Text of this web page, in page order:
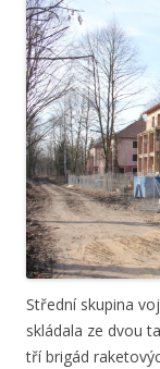
Střední skupina
skládala ze dvou
tří brigád